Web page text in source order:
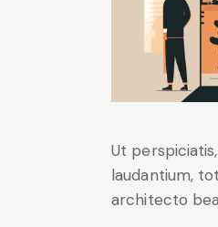
Ut
laudantium,
architecto